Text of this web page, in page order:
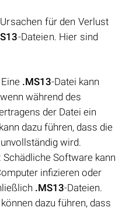
für den Verlust
-Dateien. Hier sind
.MS13-Datei kann
während des
der Datei ein
dazu führen, dass die
wird.
Software kann
infizieren oder
.MS13-Dateien.
dazu führen, dass